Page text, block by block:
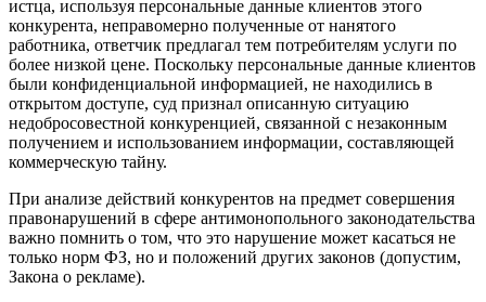
истца, используя персональные данные клиентов этого
конкурента, неправомерно полученные от нанятого
работника, ответчик предлагал тем потребителям услуги по
более низкой цене. Поскольку персональные данные клиентов
были конфиденциальной информацией, не находились в
открытом доступе, суд признал описанную ситуацию
недобросовестной конкуренцией, связанной с незаконным
получением и использованием информации, составляющей
коммерческую тайну.
При анализе действий конкурентов на предмет совершения
правонарушений в сфере антимонопольного законодательства
важно помнить о том, что это нарушение может касаться не
только норм ФЗ, но и положений других законов (допустим,
Закона о рекламе).